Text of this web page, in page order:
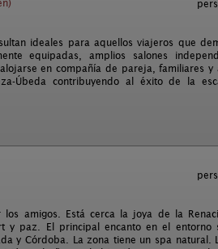
ideales para aquellos viajeros que
equipadas, amplios salones
en compañía de pareja, familiares y
Úbeda contribuyendo al éxito de la
amigos. Está cerca la joya de la
y paz. El principal encanto en el entorno
y Córdoba. La zona tiene un spa natural.